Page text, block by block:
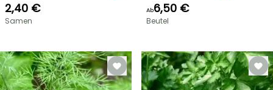
2,40 €
Samen
Ab6,50 €
Beutel